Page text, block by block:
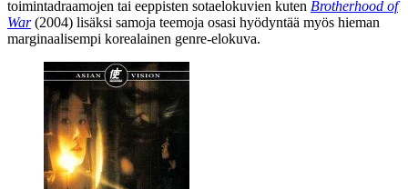
toimintadraamojen tai eeppisten sotaelokuvien kuten Brotherhood of
War(2004) lisäksi samoja teemoja osasi hyödyntää myös hieman
marginaalisempi korealainen genre-elokuva.